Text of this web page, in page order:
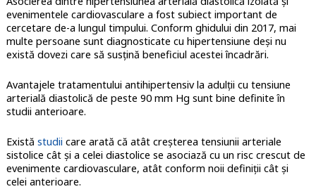
evenimentele cardiovasculare a fost subiect important de
cercetare de-a lungul timpului. Conform ghidului din 2017, mai
multe persoane sunt diagnosticate cu hipertensiune deși nu
există dovezi care să susțină beneficiul acestei încadrări.
Avantajele tratamentului antihipertensiv la adulții cu tensiune
arterială diastolică de peste 90 mm Hg sunt bine definite în
studii anterioare.
Există studii care arată că atât creșterea tensiunii arteriale
sistolice cât și a celei diastolice se asociază cu un risc crescut de
evenimente cardiovasculare, atât conform noii definiții cât și
celei anterioare.